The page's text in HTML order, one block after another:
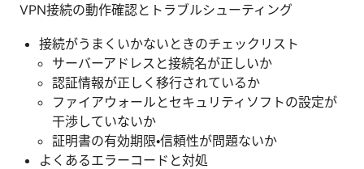
VPN接続の動作確認とトラブルシューティング
接続がうまくいかないときのチェックリスト
サーバーアドレスと接続名が正しいか
認証情報が正しく移行されているか
ファイアウォールとセキュリティソフトの設定が
干渉していないか
証明書の有効期限・信頼性が問題ないか
よくあるエラーコードと対処